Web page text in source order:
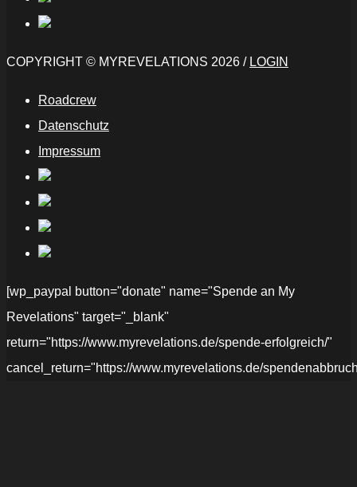
COPYRIGHT © MYREVELATIONS 2026 / LOGIN
Roadcrew
Datenschutz
Impressum
[wp_paypal button="donate" name="Spende an My
Revelations" target="_blank"
return="https://www.myrevelations.de/spende-erfolgreich/"
cancel_return="https://www.myrevelations.de/